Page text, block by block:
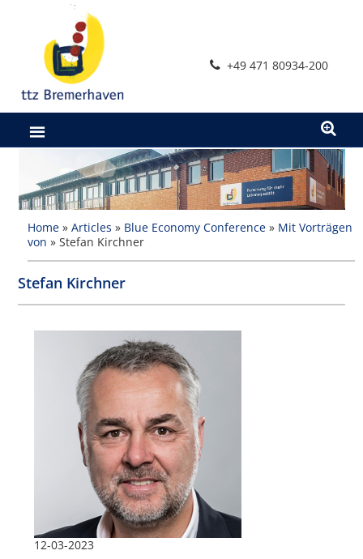
springen
+49 471 80934-200
Home »Articles » Blue Economy Conference » Mit Vorträgen
von »Stefan Kirchner
Stefan Kirchner
12-03-2023